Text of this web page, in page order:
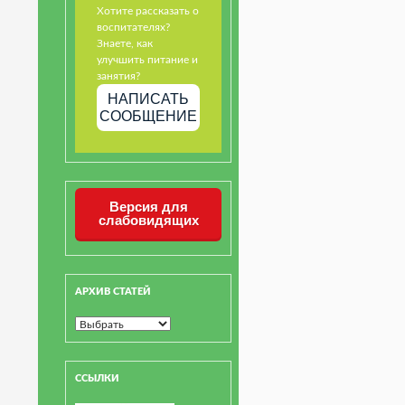
Хотите рассказать о
воспитателях?
Знаете, как
улучшить питание и
занятия?
НАПИСАТЬ
СООБЩЕНИЕ
Версия для
слабовидящих
АРХИВ СТАТЕЙ
ССЫЛКИ